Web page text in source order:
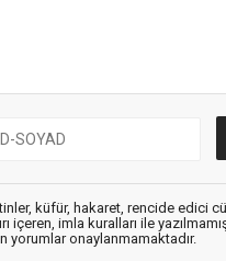
küfür, hakaret, rencide edici
içeren, imla kuralları ile
yorumlar onaylanmamaktadır.